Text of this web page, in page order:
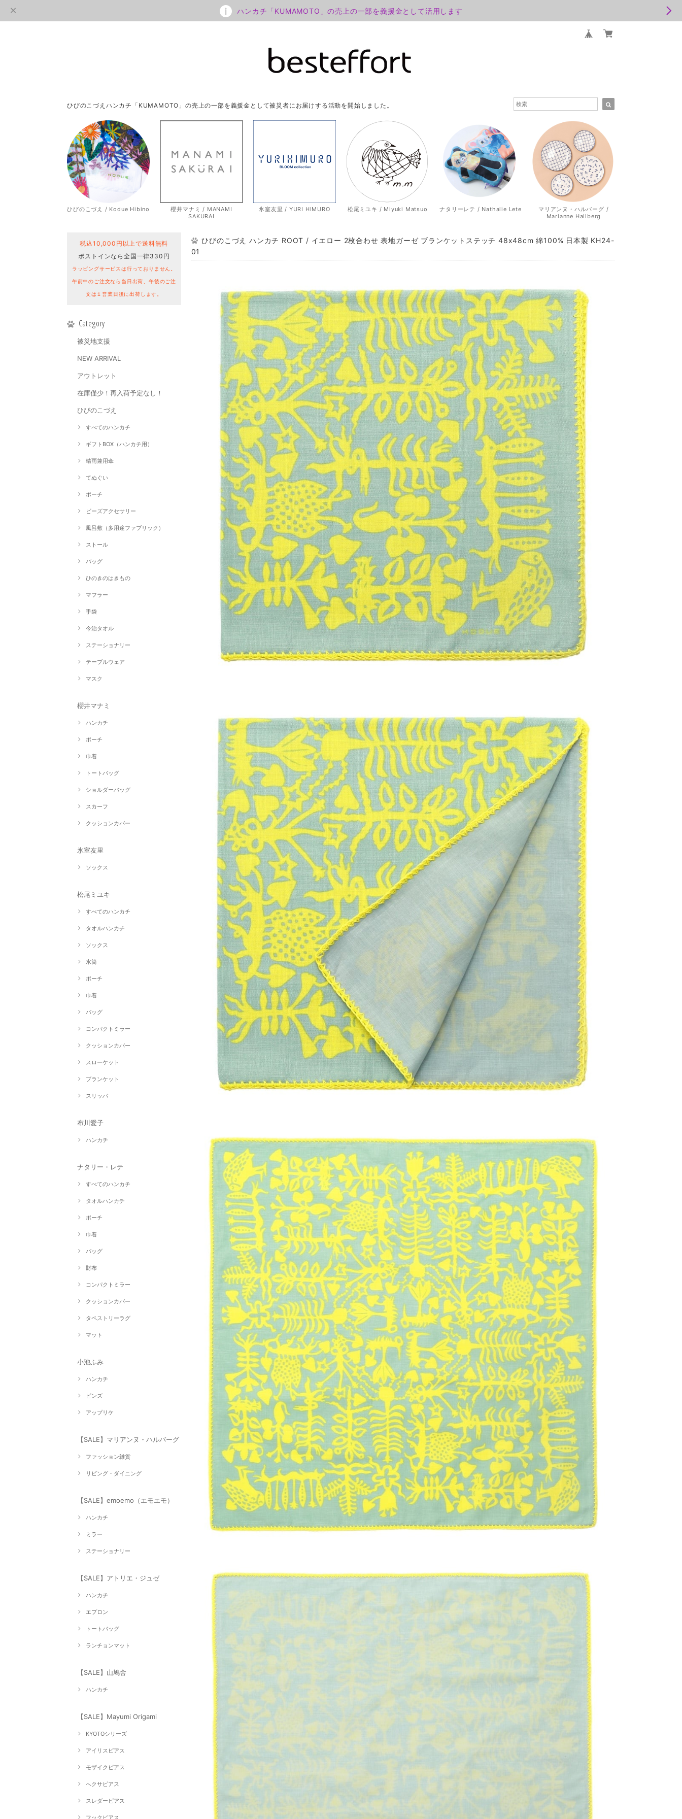
ハンカチ「KUMAMOTO」の売上の一部を義援金として活用します
ひびのこづえハンカチ「KUMAMOTO」の売上の一部を義援金として被災者にお届けする活動を開始しました。
ひびのこづえ / Kodue Hibino
櫻井マナミ / MANAMI
SAKURAI
氷室友里 / YURI HIMURO 松尾ミユキ / Miyuki Matsuo ナタリーレテ / Nathalie Lete
マリアンヌ・ハルバーグ /
Marianne Hallberg
税込10,000円以上で送料無料
ポストインなら全国一律330円
ラッピングサービスは行っておりません。
午前中のご注文なら当日出荷、午後のご注
文は１営業日後に出荷します。
Category
被災地支援
NEW ARRIVAL
アウトレット
在庫僅少！再入荷予定なし！
ひびのこづえ
すべてのハンカチ
ギフトBOX（ハンカチ用）
晴雨兼用傘
てぬぐい
ポーチ
ビーズアクセサリー
風呂敷（多用途ファブリック）
ストール
バッグ
ひのきのはきもの
マフラー
手袋
今治タオル
ステーショナリー
テーブルウェア
マスク
櫻井マナミ
ハンカチ
ポーチ
巾着
トートバッグ
ショルダーバッグ
スカーフ
クッションカバー
氷室友里
ソックス
松尾ミユキ
すべてのハンカチ
タオルハンカチ
ソックス
水筒
ポーチ
巾着
バッグ
コンパクトミラー
クッションカバー
スローケット
ブランケット
スリッパ
布川愛子
ハンカチ
ナタリー・レテ
すべてのハンカチ
タオルハンカチ
ポーチ
巾着
バッグ
財布
コンパクトミラー
クッションカバー
タペストリーラグ
マット
小池ふみ
ハンカチ
ピンズ
アップリケ
【SALE】マリアンヌ・ハルバーグ
ファッション雑貨
リビング・ダイニング
【SALE】emoemo（エモエモ）
ハンカチ
ミラー
ステーショナリー
【SALE】アトリエ・ジュゼ
ハンカチ
エプロン
トートバッグ
ランチョンマット
【SALE】山鳩舎
ハンカチ
【SALE】Mayumi Origami
KYOTOシリーズ
アイリスピアス
モザイクピアス
へクサピアス
スレダーピアス
ひびのこづえ ハンカチ ROOT / イエロー 2枚合わせ 表地ガーゼ ブランケットステッチ 48x48cm 綿100% 日本製 KH24-
01